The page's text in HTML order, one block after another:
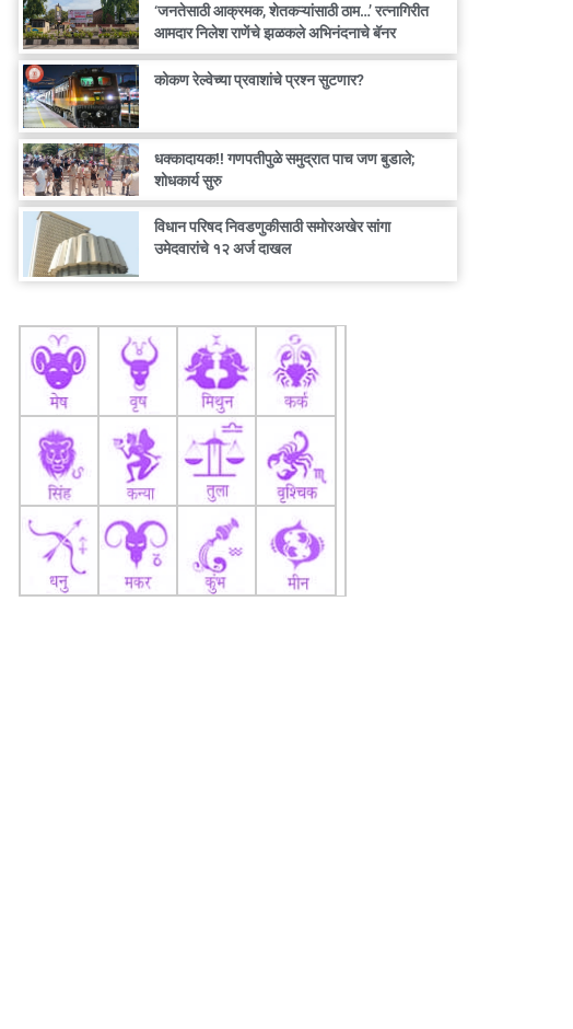
‘जनतेसाठी आक्रमक, शेतकऱ्यांसाठी ठाम…’ रत्नागिरीत
आमदार निलेश राणेंचे झळकले अभिनंदनाचे बॅनर
कोकण रेल्वेच्या प्रवाशांचे प्रश्न सुटणार?
धक्कादायक!! गणपतीपुळे समुद्रात पाच जण बुडाले;
शोधकार्य सुरु
विधान परिषद निवडणुकीसाठी समोरअखेर सांगा
उमेदवारांचे १२ अर्ज दाखल